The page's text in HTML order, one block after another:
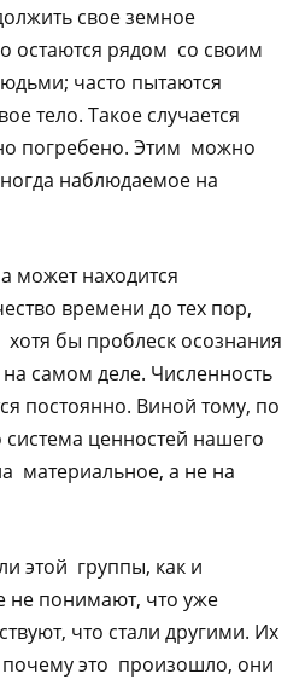
свое земное
остаются рядом со своим
часто пытаются
тело. Такое случается
погребено. Этим можно
наблюдаемое на
может находится
времени до тех пор,
хотя бы проблеск осознания
самом деле. Численность
постоянно. Виной тому, по
ценностей нашего
материальное, а не на
этой группы, как и
не понимают, что уже
что стали другими. Их
почему это произошло, они